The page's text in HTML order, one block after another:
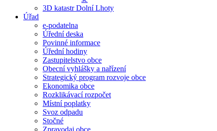
3D katastr Dolní Lhoty
Úřad
e-podatelna
Úřední deska
Povinné informace
Úřední hodiny
Zastupitelstvo obce
Obecní vyhlášky a nařízení
Strategický program rozvoje obce
Ekonomika obce
Rozklikávací rozpočet
Místní poplatky
Svoz odpadu
Stočné
Zpravodaj obce